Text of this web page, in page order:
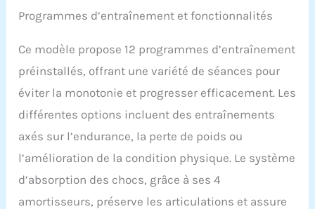
Connectez tapis de
AMORTISSEMENT - 4
amortisseurs de chaque
vos articulations ne sont
pas surchargées
les chocs et bruits sont
absorbés par le système
d'éco participation.
IMPORTANT ! Nous avons
Programmes d’entraînement et fonctionnalités
Ce modèle propose 12 programmes d’entraînement
préinstallés, offrant une variété de séances pour
éviter la monotonie et progresser efficacement. Les
différentes options incluent des entraînements
axés sur l’endurance, la perte de poids ou
l’amélioration de la condition physique. Le système
d’absorption des chocs, grâce à ses 4
amortisseurs, préserve les articulations et assure